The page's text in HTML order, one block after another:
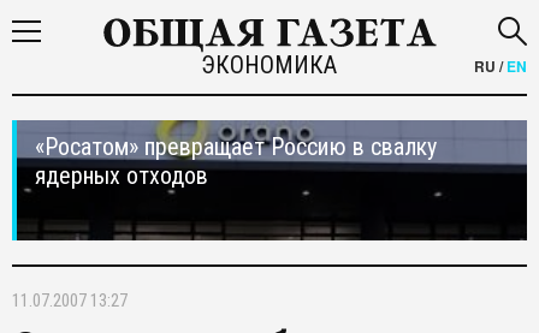
ЭКОНОМИКА RU /EN
«Росатом» превращает Россию в свалку
ядерных отходов
11.07.2007 13:27